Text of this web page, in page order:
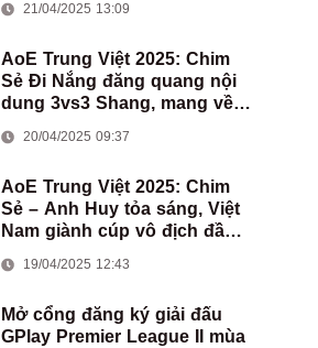
Việt Nam
21/04/2025 13:09
AoE Trung Việt 2025: Chim
Sẻ Đi Nắng đăng quang nội
dung 3vs3 Shang, mang về
đoàn AoE Việt Nam
20/04/2025 09:37
AoE Trung Việt 2025: Chim
Sẻ – Anh Huy tỏa sáng, Việt
Nam giành cúp vô địch đầu
19/04/2025 12:43
Mở cổng đăng ký giải đấu
GPlay Premier League II mùa